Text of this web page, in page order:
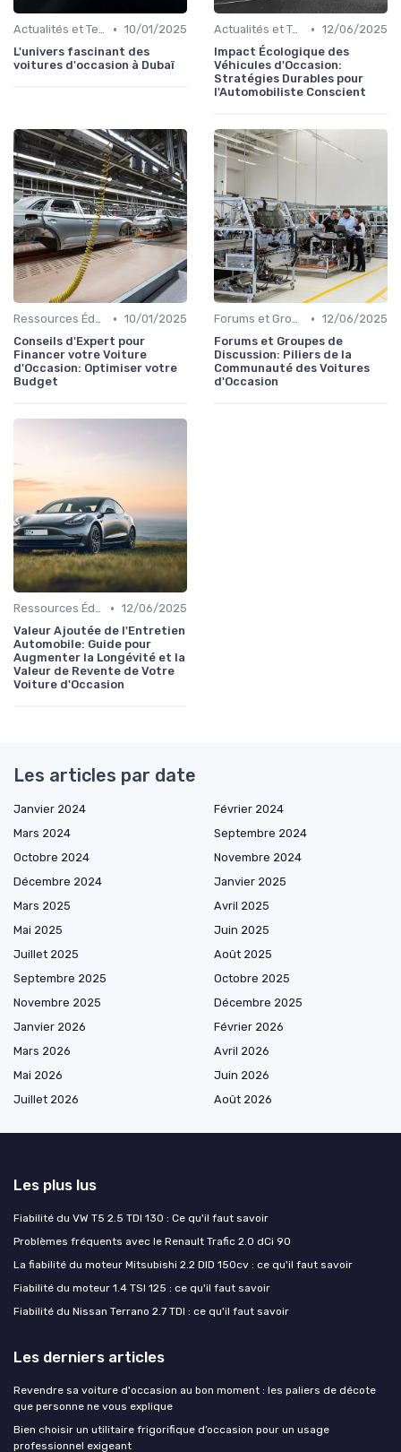
Actualités et Tendances • 10/01/2025
L'univers fascinant des
voitures d'occasion à Dubaï
Actualités et Tendances • 12/06/2025
Impact Écologique des
Véhicules d'Occasion:
Stratégies Durables pour
l'Automobiliste Conscient
Ressources Éducatives • 10/01/2025
Conseils d'Expert pour
Financer votre Voiture
d'Occasion: Optimiser votre
Budget
Forums et Groupes de Discussion • 12/06/2025
Forums et Groupes de
Discussion: Piliers de la
Communauté des Voitures
d'Occasion
Ressources Éducatives • 12/06/2025
Valeur Ajoutée de l'Entretien
Automobile: Guide pour
Augmenter la Longévité et la
Valeur de Revente de Votre
Voiture d'Occasion
Les articles par date
Janvier 2024
Février 2024
Mars 2024
Septembre 2024
Octobre 2024
Novembre 2024
Décembre 2024
Janvier 2025
Mars 2025
Avril 2025
Mai 2025
Juin 2025
Juillet 2025
Août 2025
Septembre 2025
Octobre 2025
Novembre 2025
Décembre 2025
Janvier 2026
Février 2026
Mars 2026
Avril 2026
Mai 2026
Juin 2026
Juillet 2026
Août 2026
Les plus lus
Fiabilité du VW T5 2.5 TDI 130 : Ce qu'il faut savoir
Problèmes fréquents avec le Renault Trafic 2.0 dCi 90
La fiabilité du moteur Mitsubishi 2.2 DID 150cv : ce qu'il faut savoir
Fiabilité du moteur 1.4 TSI 125 : ce qu'il faut savoir
Fiabilité du Nissan Terrano 2.7 TDI : ce qu'il faut savoir
Les derniers articles
Revendre sa voiture d'occasion au bon moment : les paliers de décote
que personne ne vous explique
Bien choisir un utilitaire frigorifique d’occasion pour un usage
professionnel exigeant